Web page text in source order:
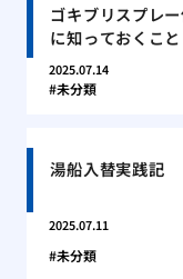
ゴキブリスプレ
に知っておくこと
2025.07.14
未分類
湯船入替実践記
2025.07.11
未分類